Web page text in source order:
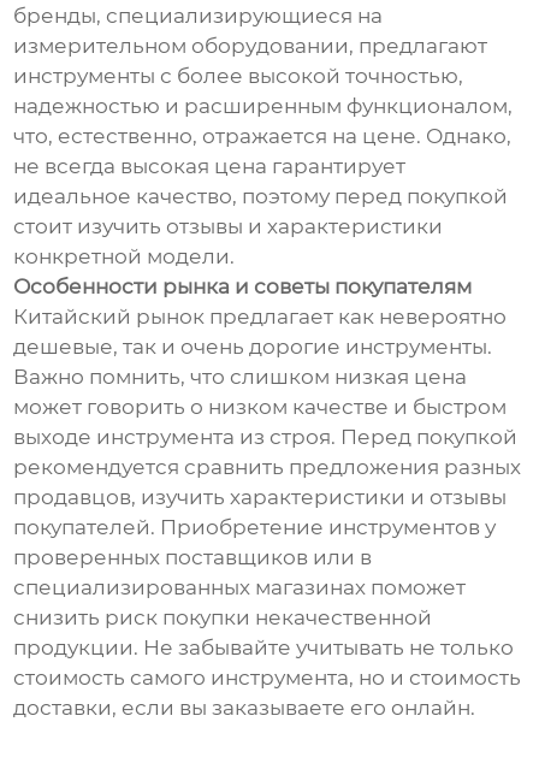
бренды, специализирующиеся на
измерительном оборудовании, предлагают
инструменты с более высокой точностью,
надежностью и расширенным функционалом,
что, естественно, отражается на цене. Однако,
не всегда высокая цена гарантирует
идеальное качество, поэтому перед покупкой
стоит изучить отзывы и характеристики
конкретной модели.
Особенности рынка и советы покупателям
Китайский рынок предлагает как невероятно
дешевые, так и очень дорогие инструменты.
Важно помнить, что слишком низкая цена
может говорить о низком качестве и быстром
выходе инструмента из строя. Перед покупкой
рекомендуется сравнить предложения разных
продавцов, изучить характеристики и отзывы
покупателей. Приобретение инструментов у
проверенных поставщиков или в
специализированных магазинах поможет
снизить риск покупки некачественной
продукции. Не забывайте учитывать не только
стоимость самого инструмента, но и стоимость
доставки, если вы заказываете его онлайн.